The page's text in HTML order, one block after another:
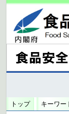
トップ キーワー